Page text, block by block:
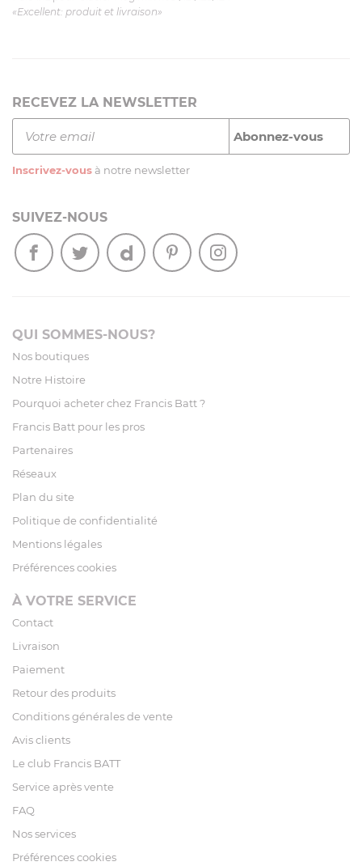
«Excellent: produit et livraison»
RECEVEZ LA NEWSLETTER
Inscrivez-vous à notre newsletter
SUIVEZ-NOUS
QUI SOMMES-NOUS?
Nos boutiques
Notre Histoire
Pourquoi acheter chez Francis Batt ?
Francis Batt pour les pros
Partenaires
Réseaux
Plan du site
Politique de confidentialité
Mentions légales
Préférences cookies
À VOTRE SERVICE
Contact
Livraison
Paiement
Retour des produits
Conditions générales de vente
Avis clients
Le club Francis BATT
Service après vente
FAQ
Nos services
Préférences cookies